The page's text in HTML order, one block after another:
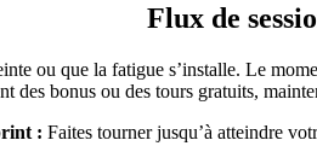
Flux de
ou que la fatigue s’installe. Le
des bonus ou des tours gratuits,
: Faites tourner jusqu’à atteindre